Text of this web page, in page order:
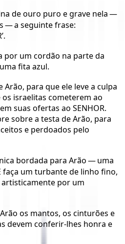
de ouro puro e grave nela —
— a seguinte frase:
por um cordão na parte da
fita azul.
Arão, para que ele leve a culpa
israelitas cometerem ao
suas ofertas ao SENHOR.
sobre a testa de Arão, para
e perdoados pelo
bordada para Arão — uma
faça um turbante de linho fino,
por um
os mantos, os cinturões e
devem conferir-lhes honra e